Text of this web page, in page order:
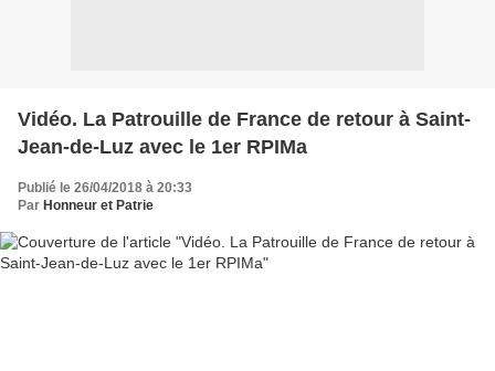
Vidéo. La Patrouille de France de retour à Saint-
Jean-de-Luz avec le 1er RPIMa
Publié le 26/04/2018 à 20:33
Par Honneur et Patrie